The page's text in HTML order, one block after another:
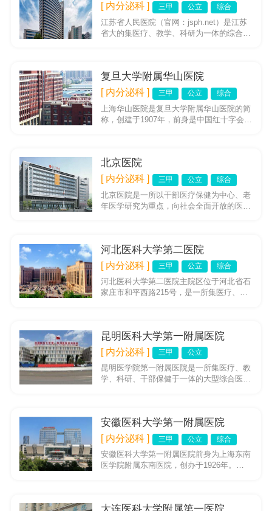
[ 内分泌科 ] 三甲 公立 综合
江苏省人民医院（官网：jsph.net）是江苏
省大的集医疗、教学、科研为一体的综合性
复旦大学附属华山医院
[ 内分泌科 ] 三甲 公立 综合
上海华山医院是复旦大学附属华山医院的简
称，创建于1907年，前身是中国红十字会总
北京医院
[ 内分泌科 ] 三甲 公立 综合
北京医院是一所以干部医疗保健为中心、老
年医学研究为重点，向社会全面开放的医、
河北医科大学第二医院
[ 内分泌科 ] 三甲 公立 综合
河北医科大学第二医院主院区位于河北省石
家庄市和平西路215号，是一所集医疗、教
昆明医科大学第一附属医院
[ 内分泌科 ] 三甲 公立
昆明医学院第一附属医院是一所集医疗、教
学、科研、干部保健于一体的大型综合医
安徽医科大学第一附属医院
[ 内分泌科 ] 三甲 公立 综合
安徽医科大学第一附属医院前身为上海东南
医学院附属东南医院，创办于1926年。